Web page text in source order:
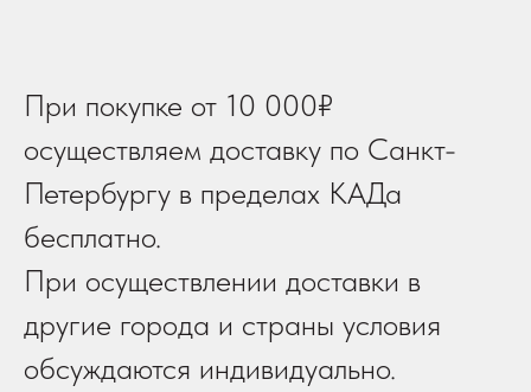
При покупке от 10 000₽
осуществляем доставку по Санкт-
Петербургу в пределах КАДа
бесплатно.
При осуществлении доставки в
другие города и страны условия
обсуждаются индивидуально.